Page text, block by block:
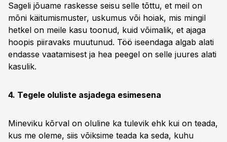
Sageli jõuame raskesse seisu selle tõttu, et meil on
mõni käitumismuster, uskumus või hoiak, mis mingil
hetkel on meile kasu toonud, kuid võimalik, et ajaga
hoopis piiravaks muutunud. Töö iseendaga algab alati
endasse vaatamisest ja hea peegel on selle juures alati
kasulik.
4. Tegele oluliste asjadega esimesena
Mineviku kõrval on oluline ka tulevik ehk kui on teada,
kus me oleme, siis võiksime teada ka seda, kuhu